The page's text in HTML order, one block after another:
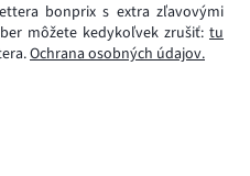
bonprix s extra zľavovými
môžete kedykoľvek zrušiť: tu
Ochrana osobných údajov.